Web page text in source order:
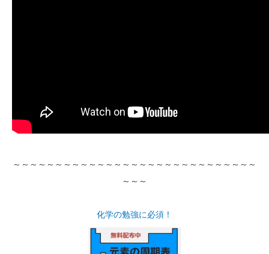
～～～～～～～～～～～～～～～～～～～～～～～～～～～～～
～～～
化学の勉強に必須！